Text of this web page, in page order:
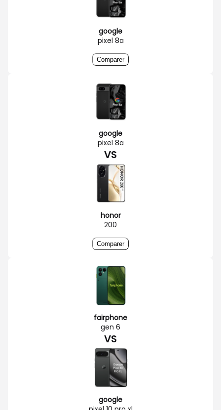
google
pixel 8a
Comparer
google
pixel 8a
VS
honor
200
Comparer
fairphone
gen 6
VS
google